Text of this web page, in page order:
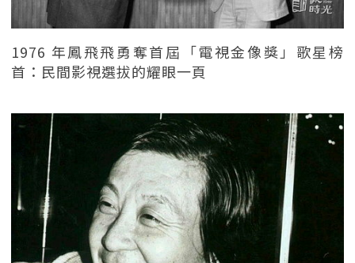
1976 年鳳飛飛勇奪首屆「電視金像獎」歌星榜
首：民間影視選拔的耀眼一頁